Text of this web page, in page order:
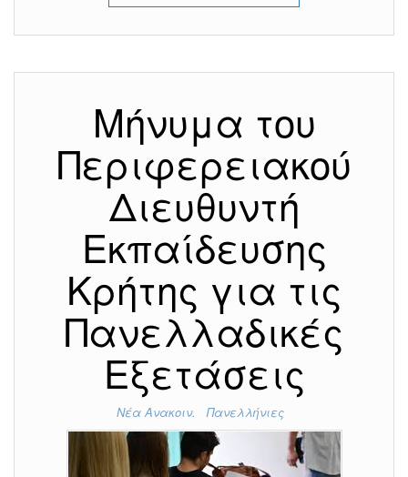
Μήνυμα του
Περιφερειακού
Διευθυντή
Εκπαίδευσης
Κρήτης για τις
Πανελλαδικές
Εξετάσεις
Νέα Ανακοιν. Πανελλήνιες